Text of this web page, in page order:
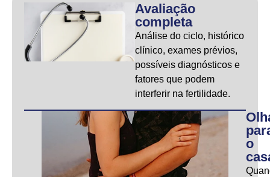
Avaliação
completa
Análise do ciclo, histórico
clínico, exames prévios,
possíveis diagnósticos e
fatores que podem
interferir na fertilidade.
o